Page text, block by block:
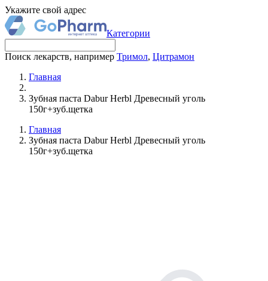
Укажите свой адрес
Категории
Поиск лекарств, например Тримол, Цитрамон
Главная
Зубная паста Dabur Herbl Древесный уголь
150г+зуб.щетка
Главная
Зубная паста Dabur Herbl Древесный уголь
150г+зуб.щетка